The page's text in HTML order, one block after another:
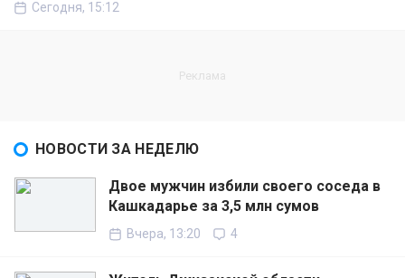
Сегодня, 15:12
НОВОСТИ ЗА НЕДЕЛЮ
Двое мужчин избили своего соседа в
Кашкадарье за 3,5 млн сумов
Вчера, 13:20 4